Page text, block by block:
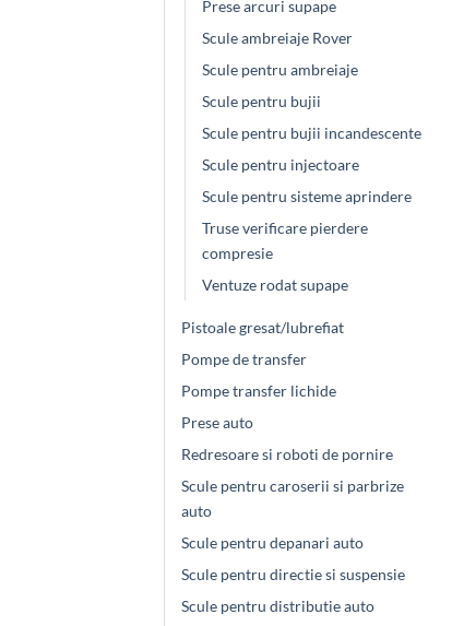
Prese arcuri supape
Scule ambreiaje Rover
Scule pentru ambreiaje
Scule pentru bujii
Scule pentru bujii incandescente
Scule pentru injectoare
Scule pentru sisteme aprindere
Truse verificare pierdere
compresie
Ventuze rodat supape
Pistoale gresat/lubrefiat
Pompe de transfer
Pompe transfer lichide
Prese auto
Redresoare si roboti de pornire
Scule pentru caroserii si parbrize
auto
Scule pentru depanari auto
Scule pentru directie si suspensie
Scule pentru distributie auto